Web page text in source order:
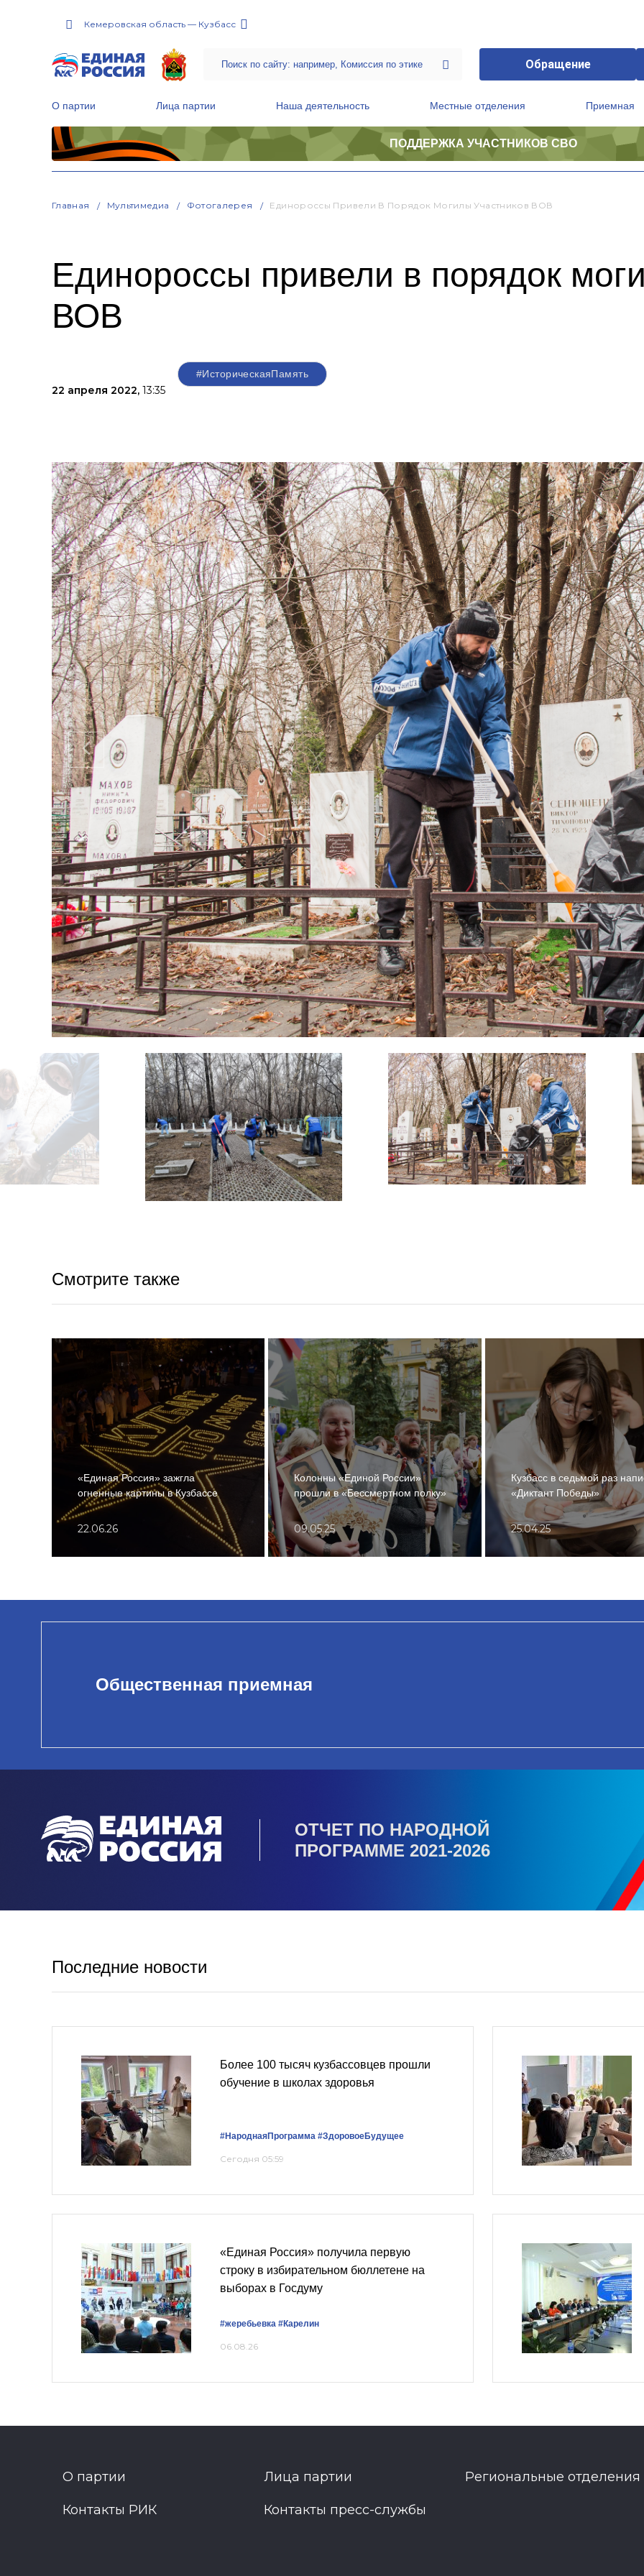
Кемеровская область — Кузбасс
Обращение
О партии Лица партии Наша деятельность Местные отделения Приемная
ПОДДЕРЖКА УЧАСТНИКОВ СВО
Главная Мультимедиа Фотогалерея Единороссы Привели В Порядок Могилы Участников ВОВ
Единороссы привели в порядок
ВОВ
22 апреля 2022, 13:35
#ИсторическаяПамять
Смотрите также
«Единая Россия» зажгла
огненные картины в Кузбассе
22.06.26
Колонны «Единой России»
прошли в «Бессмертном полку»
09.05.25
Кузбасс в седьмой раз
«Диктант Победы»
25.04.25
Общественная приемная
ОТЧЕТ ПО НАРОДНОЙ
ПРОГРАММЕ 2021-2026
Последние новости
Более 100 тысяч кузбассовцев прошли
обучение в школах здоровья
#НароднаяПрограмма #ЗдоровоеБудущее
Сегодня 05:59
«Единая Россия» получила первую
строку в избирательном бюллетене на
выборах в Госдуму
#жеребьевка #Карелин
06.08.26
О партии Лица партии Региональные отделения
Контакты РИК Контакты пресс-службы